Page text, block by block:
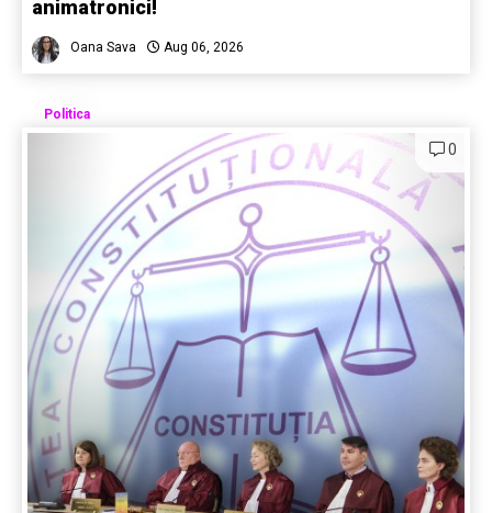
animatronici!
Oana Sava Aug 06, 2026
Politica
0